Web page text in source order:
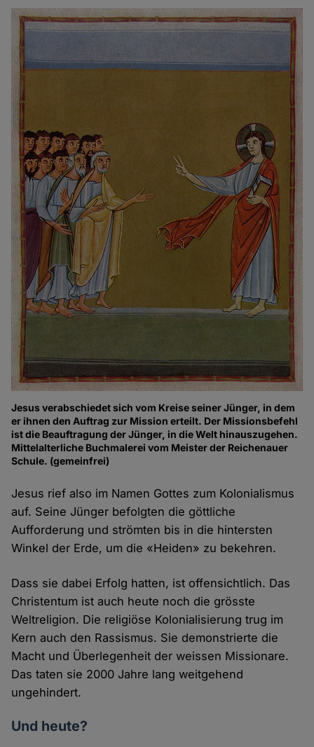
Jesus verabschiedet sich vom Kreise seiner Jünger, in dem
er ihnen den Auftrag zur Mission erteilt. Der Missionsbefehl
ist die Beauftragung der Jünger, in die Welt hinauszugehen.
Mittelalterliche Buchmalerei vom Meister der Reichenauer
Schule. (gemeinfrei)
Jesus rief also im Namen Gottes zum Kolonialismus
auf. Seine Jünger befolgten die göttliche
Aufforderung und strömten bis in die hintersten
Winkel der Erde, um die «Heiden» zu bekehren.
Dass sie dabei Erfolg hatten, ist offensichtlich. Das
Christentum ist auch heute noch die grösste
Weltreligion. Die religiöse Kolonialisierung trug im
Kern auch den Rassismus. Sie demonstrierte die
Macht und Überlegenheit der weissen Missionare.
Das taten sie 2000 Jahre lang weitgehend
ungehindert.
Und heute?